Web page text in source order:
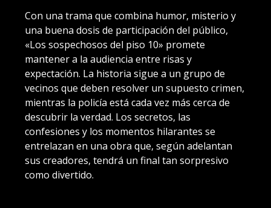
Con una trama que combina humor, misterio y
una buena dosis de participación del público,
«Los sospechosos del piso 10» promete
mantener a la audiencia entre risas y
expectación. La historia sigue a un grupo de
vecinos que deben resolver un supuesto crimen,
mientras la policía está cada vez más cerca de
descubrir la verdad. Los secretos, las
confesiones y los momentos hilarantes se
entrelazan en una obra que, según adelantan
sus creadores, tendrá un final tan sorpresivo
como divertido.